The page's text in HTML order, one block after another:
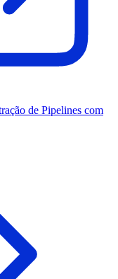
de Pipelines com